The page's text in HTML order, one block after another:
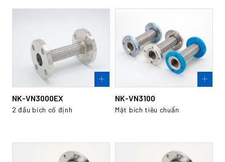
NK-VN3000EX
2 đầu bích cố định
NK-VN3100
Mặt bích tiêu chuẩn